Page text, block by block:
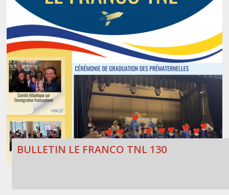
BULLETIN LE FRANCO TNL 130